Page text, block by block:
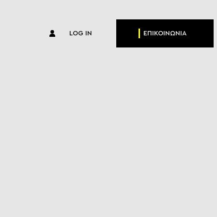
LOG IN ΕΠΙΚΟΙΝΩΝΙΑ